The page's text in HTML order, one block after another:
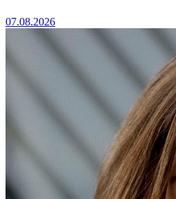
07.08.2026